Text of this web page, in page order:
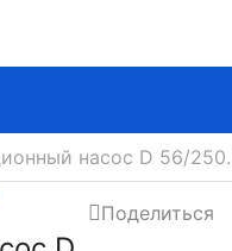
насос D 56/
Поделиться